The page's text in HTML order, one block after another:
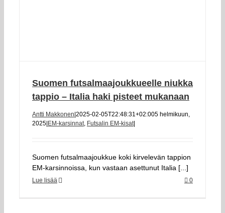
Suomen futsalmaajoukkueelle niukka
tappio – Italia haki pisteet mukanaan
Antti Makkonen 2025-02-05T22:48:31+02:005 helmikuun,
2025 EM-karsinnat, Futsalin EM-kisat|
Suomen futsalmaajoukkue koki kirvelevän tappion
EM-karsinnoissa, kun vastaan asettunut Italia [...]
Lue lisää 0